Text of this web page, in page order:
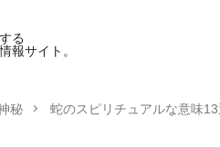
る
報サイト。
秘 蛇のスピリチュアルな意味